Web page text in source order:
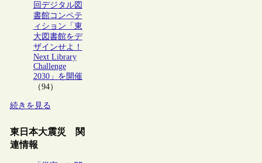
回デジタル図
書館コンペテ
ィション「東
大図書館をデ
ザインせよ！
Next Library
Challenge
2030」を開催
（94）
続きを見る
東日本大震災 関
連情報